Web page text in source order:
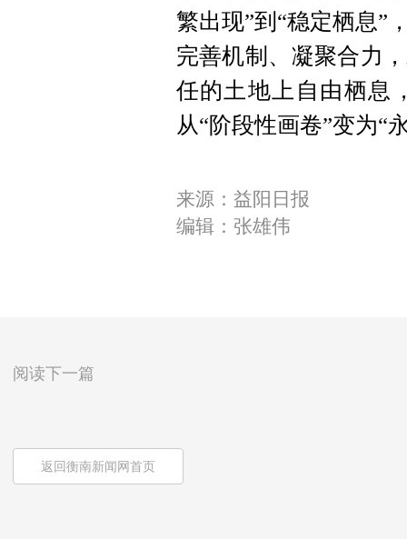
繁出现”到“稳定栖息”
完善机制、凝聚合力
任的土地上自由栖息
从“阶段性画卷”变为“
来源：益阳日报
编辑：张雄伟
阅读下一篇
返回衡南新闻网首页